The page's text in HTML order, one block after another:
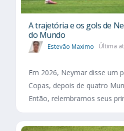
A trajetória e os gols de
do Mundo
Estevão Maximo Última
Em 2026, Neymar disse um
Copas, depois de quatro
Então, relembramos seus